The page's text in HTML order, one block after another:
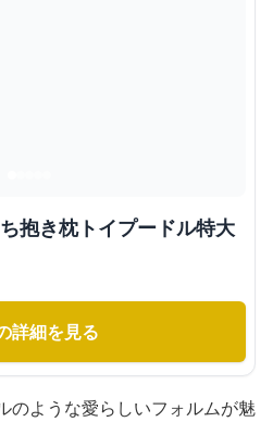
抱き枕トイプードル特大
詳細を見る
のような愛らしいフォルムが魅